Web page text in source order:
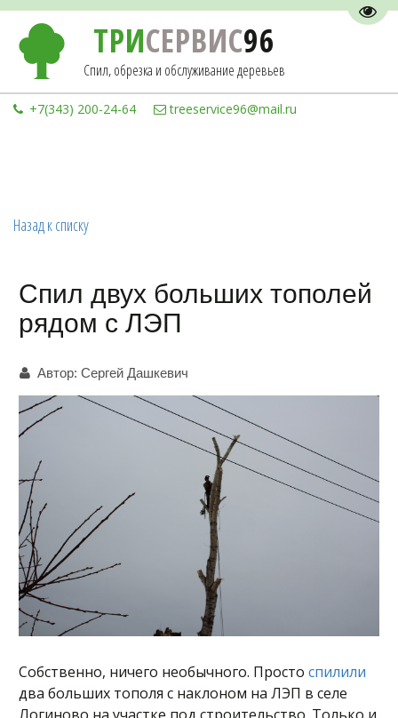
ТРИСЕРВИС96
Спил, обрезка и обслуживание деревьев
+7(343) 200-24-64 treeservice96@mail.ru
Назад к списку
Спил двух больших тополей
рядом с ЛЭП
Автор: Сергей Дашкевич
Собственно, ничего необычного. Просто спилили
два больших тополя с наклоном на ЛЭП в селе
Логиново на участке под строительство. Только и